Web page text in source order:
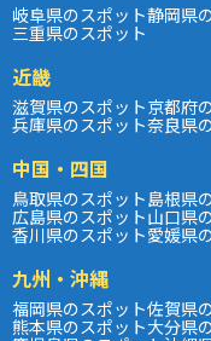
岐阜県のスポット静岡県
三重県のスポット
近畿
滋賀県のスポット京都府
兵庫県のスポット奈良県
中国・四国
鳥取県のスポット島根県
広島県のスポット山口県
香川県のスポット愛媛県
九州・沖縄
福岡県のスポット佐賀県
熊本県のスポット大分県